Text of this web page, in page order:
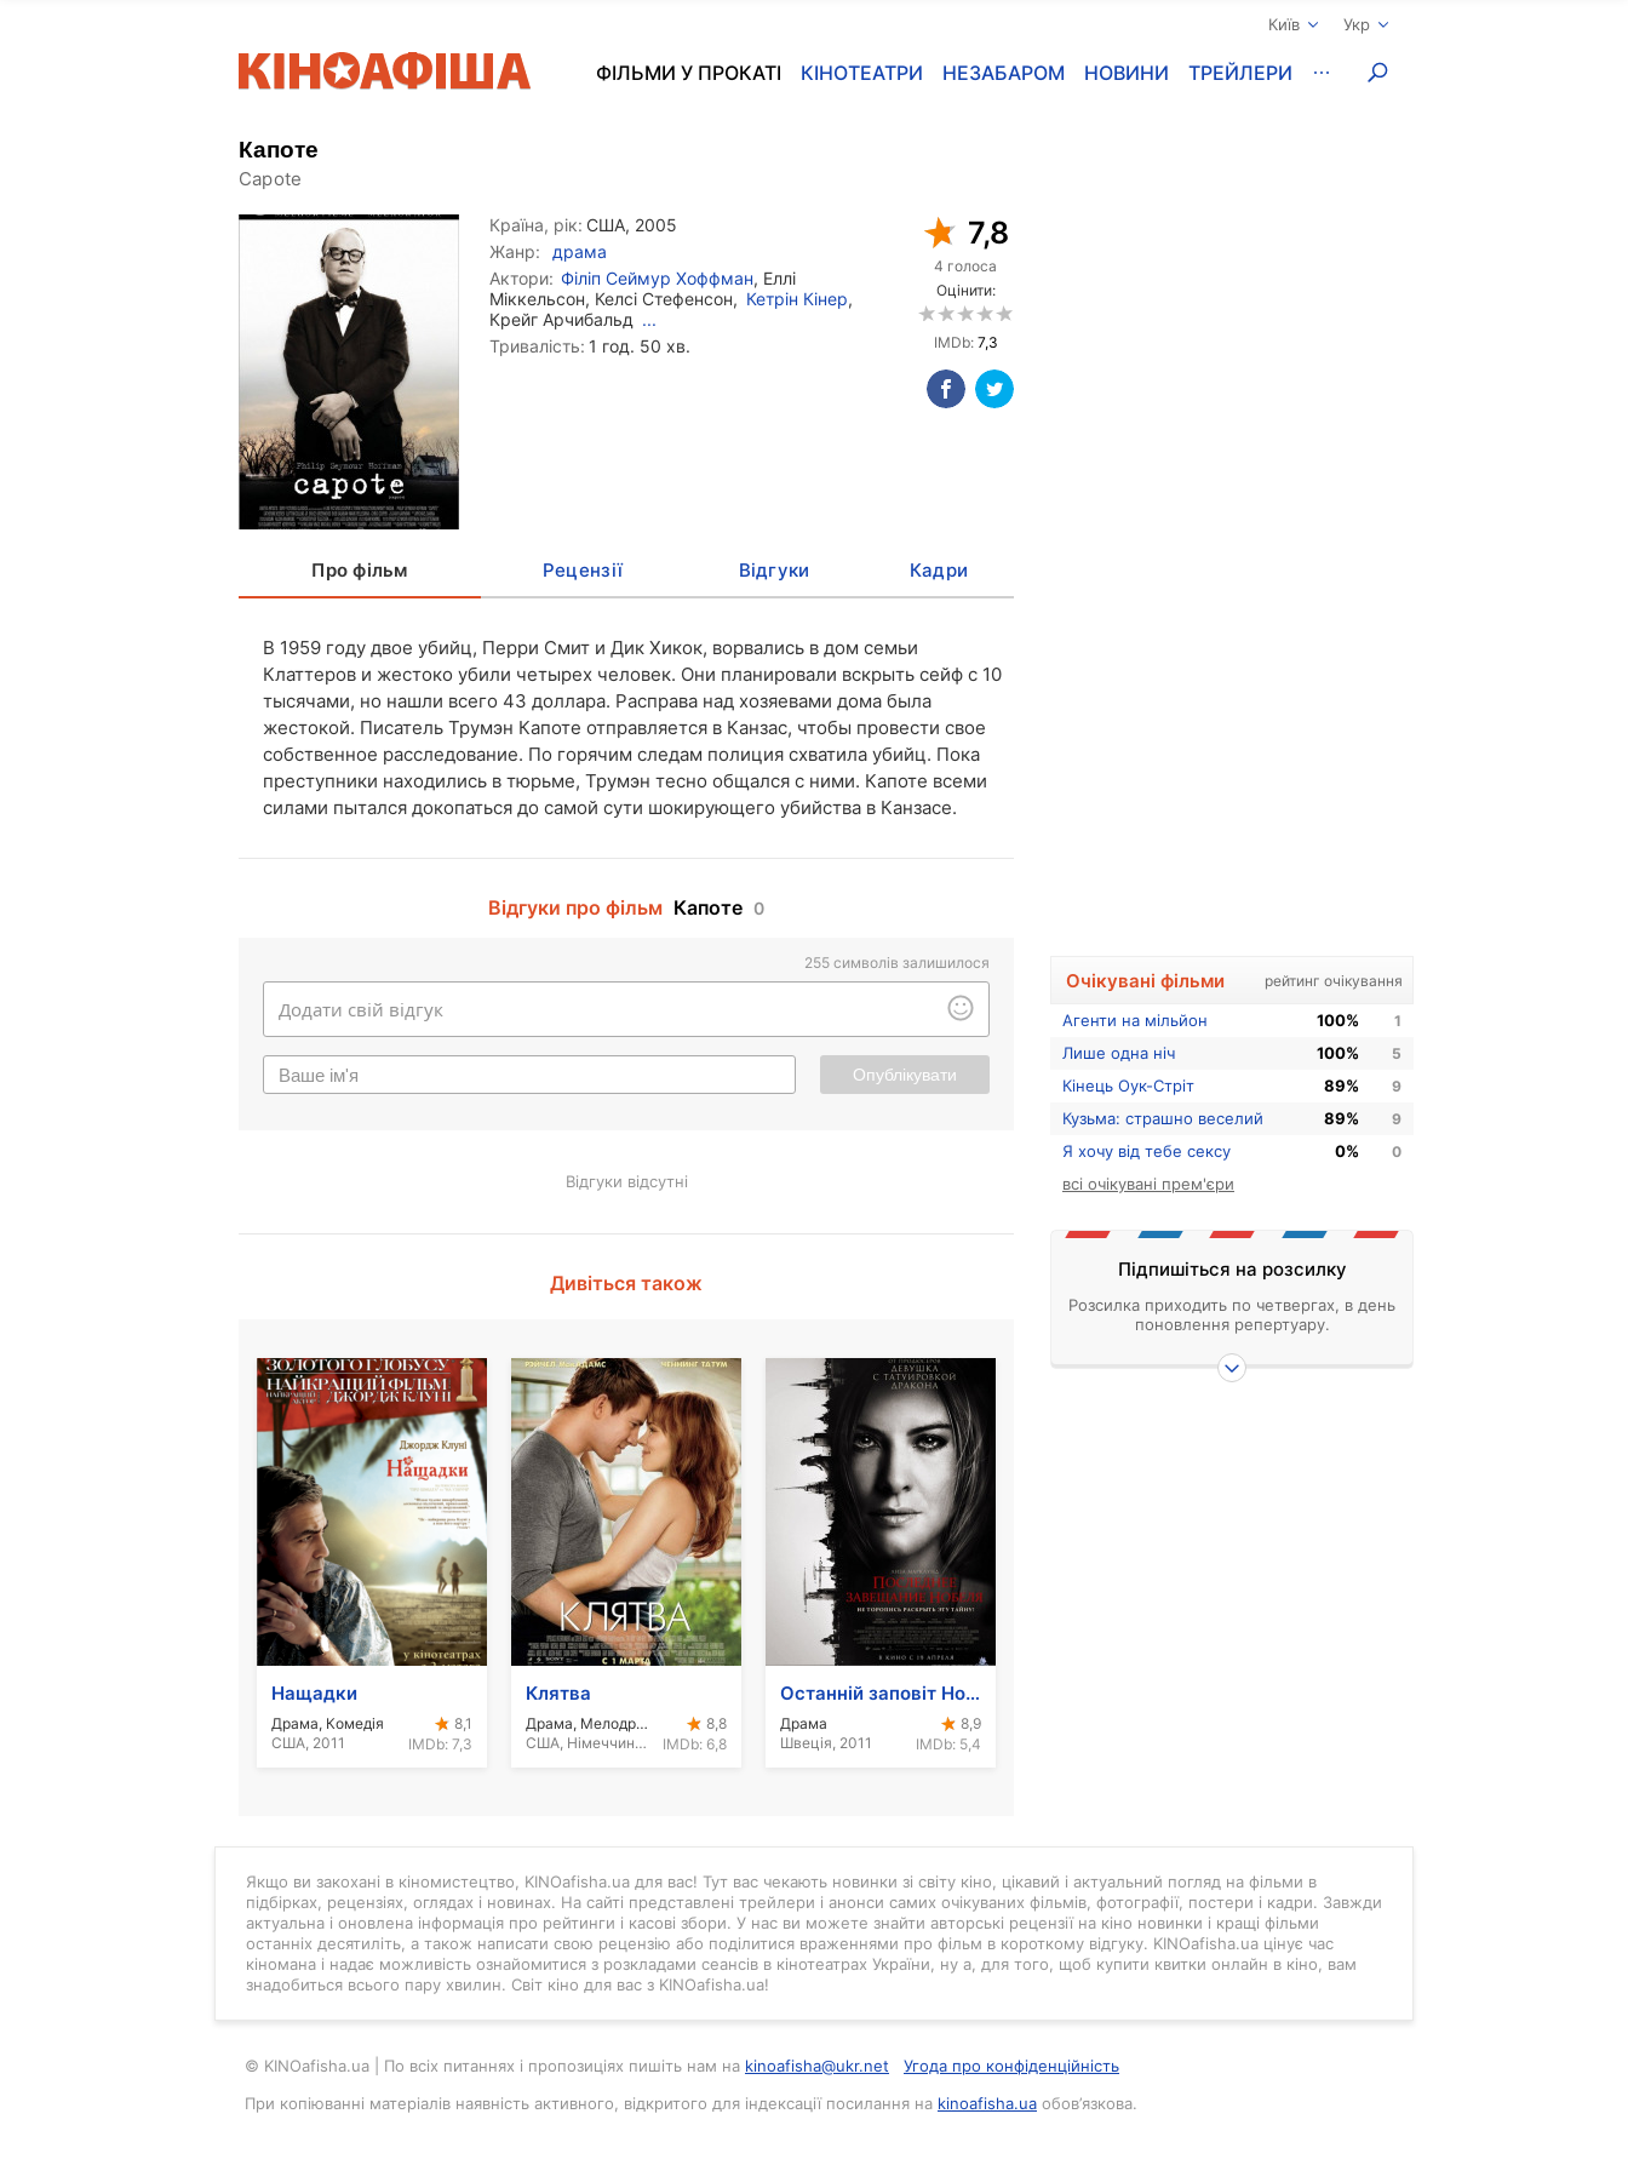
Київ Укр
ФІЛЬМИ У ПРОКАТІ КІНОТЕАТРИ НЕЗАБАРОМ НОВИНИ ТРЕЙЛЕРИ
Капоте
Capote
Країна, рік: США, 2005
Жанр:
драма
Актори: Філіп Сеймур Хоффман, Еллі
Міккельсон, Келсі Стефенсон, Кетрін Кінер,
Крейг Арчибальд ...
Тривалість: 1 год. 50 хв.
7,8
4 голоса
Оцінити:
IMDb: 7,3
Про фільм Рецензії Відгуки Кадри
В 1959 году двое убийц, Перри Смит и Дик Хикок, ворвались в дом семьи
Клаттеров и жестоко убили четырех человек. Они планировали вскрыть сейф с 10
тысячами, но нашли всего 43 доллара. Расправа над хозяевами дома была
жестокой. Писатель Трумэн Капоте отправляется в Канзас, чтобы провести свое
собственное расследование. По горячим следам полиция схватила убийц. Пока
преступники находились в тюрьме, Трумэн тесно общался с ними. Капоте всеми
силами пытался докопаться до самой сути шокирующего убийства в Канзасе.
Відгуки про фільм Капоте 0
255 символів залишилося
Опублікувати
Відгуки відсутні
Дивіться також
Нащадки
Драма, Комедія
США, 2011
8,1
IMDb: 7,3
Клятва
Драма, Мелодрама
США, Німеччина, Франція, Бразилія, Великобританія, Австралія, 2012
8,8
IMDb: 6,8
Останній заповіт Нобеля
Драма
Швеція, 2011
8,9
IMDb: 5,4
Очікувані фільми рейтинг очікування
Агенти на мільйон 100% 1
Лише одна ніч 100% 5
Кінець Оук-Стріт 89% 9
Кузьма: страшно веселий 89% 9
Я хочу від тебе сексу 0% 0
всі очікувані прем'єри
Підпишіться на розсилку
Розсилка приходить по четвергах, в день
поновлення репертуару.
Якщо ви закохані в кіномистецтво, KINOafisha.ua для вас! Тут вас чекають новинки зі світу кіно, цікавий і актуальний погляд на фільми в
підбірках, рецензіях, оглядах і новинах. На сайті представлені трейлери і анонси самих очікуваних фільмів, фотографії, постери і кадри. Завжди
актуальна і оновлена інформація про рейтинги і касові збори. У нас ви можете знайти авторські рецензії на кіно новинки і кращі фільми
останніх десятиліть, а також написати свою рецензію або поділитися враженнями про фільм в короткому відгуку. KINOafisha.ua цінує час
кіномана і надає можливість ознайомитися з розкладами сеансів в кінотеатрах України, ну а, для того, щоб купити квитки онлайн в кіно, вам
знадобиться всього пару хвилин. Світ кіно для вас з KINOafisha.ua!
© KINOafisha.ua | По всіх питаннях і пропозиціях пишіть нам на kinoafisha@ukr.net
Угода про конфіденційність
При копіюванні матеріалів наявність активного, відкритого для індексації посилання на kinoafisha.ua обов’язкова.